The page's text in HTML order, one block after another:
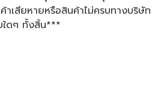
เสียหายหรือสินค้าไม่ครบทางบริษัท
ใดๆ ทั้งสิ้น***